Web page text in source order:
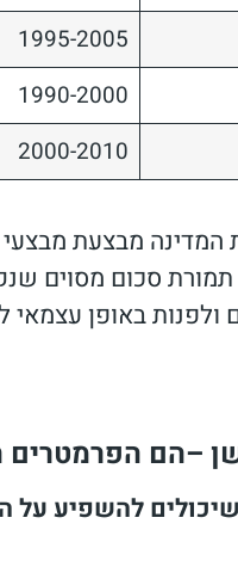
1995-2005
1990-2000
2000-2010
מבצעת
סכום מסוים
באופן
–הם
להשפיע על